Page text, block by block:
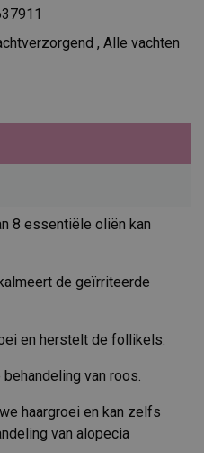
, Alle vachten
8 essentiële oliën kan
de geïrriteerde
en herstelt de follikels.
van roos.
haargroei en kan zelfs
van alopecia